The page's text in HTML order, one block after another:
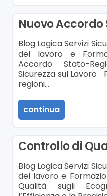
Nuovo Accordo
Blog Logica Servizi
del lavoro e
Accordo Stato-
Sicurezza sul Lavoro
regioni…
continua
Controllo di
Blog Logica Servizi
del lavoro e
Qualità sugli